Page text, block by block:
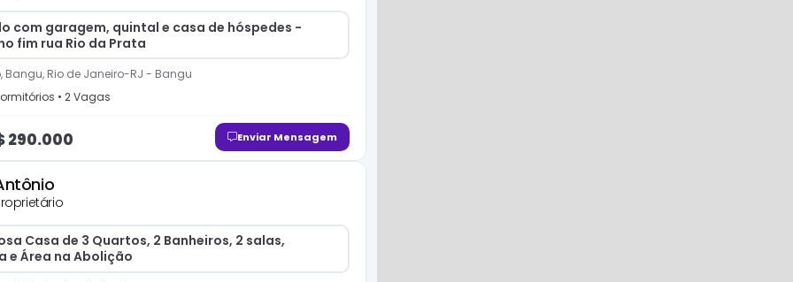
com garagem, quintal e casa de hóspedes -
fim rua Rio da Prata
Bangu, Rio de Janeiro-RJ - Bangu
s • 2Vagas
290.000 Enviar Mensagem
Casa de 3 Quartos, 2 Banheiros, 2 salas,
e Área na Abolição